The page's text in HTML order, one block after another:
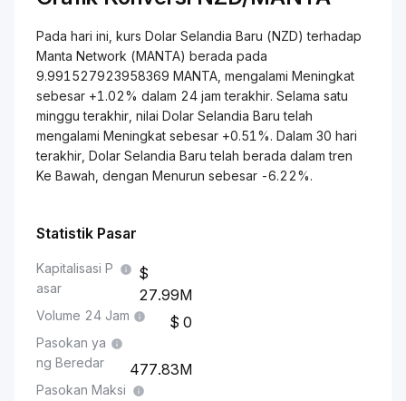
Pada hari ini, kurs Dolar Selandia Baru (NZD) terhadap
Manta Network (MANTA) berada pada
9.991527923958369 MANTA, mengalami Meningkat
sebesar +1.02% dalam 24 jam terakhir. Selama satu
minggu terakhir, nilai Dolar Selandia Baru telah
mengalami Meningkat sebesar +0.51%. Dalam 30 hari
terakhir, Dolar Selandia Baru telah berada dalam tren
Ke Bawah, dengan Menurun sebesar -6.22%.
Statistik Pasar
Kapitalisasi P
asar
27.99M
Volume 24 Jam 0
Pasokan ya
ng Beredar
477.83M
Pasokan Maksi